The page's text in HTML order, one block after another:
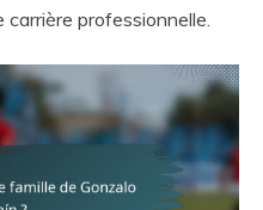
professionnelle.